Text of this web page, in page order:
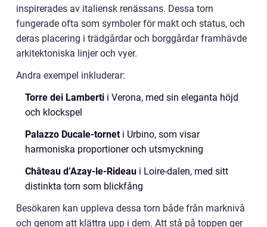
inspirerades av italiensk renässans. Dessa torn
fungerade ofta som symboler för makt och status, och
deras placering i trädgårdar och borggårdar framhävde
arkitektoniska linjer och vyer.
Andra exempel inkluderar:
Torre dei Lamberti i Verona, med sin eleganta höjd
och klockspel
Palazzo Ducale-torneti Urbino, som visar
harmoniska proportioner och utsmyckning
Château d’Azay-le-Rideau i Loire-dalen, med sitt
distinkta torn som blickfång
Besökaren kan uppleva dessa torn både från marknivå
och genom att klättra upp i dem. Att stå på toppen ger